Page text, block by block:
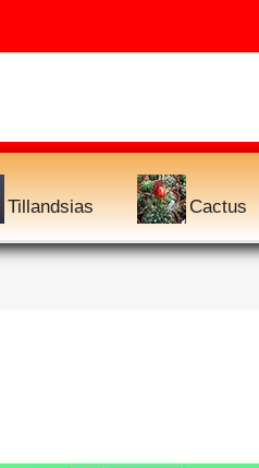
Tillandsias Cactus